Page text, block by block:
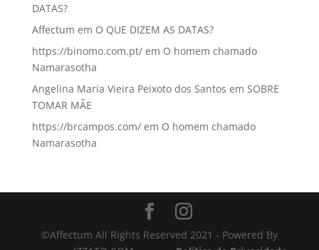
DATAS?
Affectum em O QUE DIZEM AS DATAS?
https://binomo.com.pt/em O homem chamado
Namarasotha
Angelina Maria Vieira Peixoto dos Santos em SOBRE
TOMAR MÃE
https://brcampos.com/em O homem chamado
Namarasotha
©Affectum All Rights Reserved 2021 - Powered By